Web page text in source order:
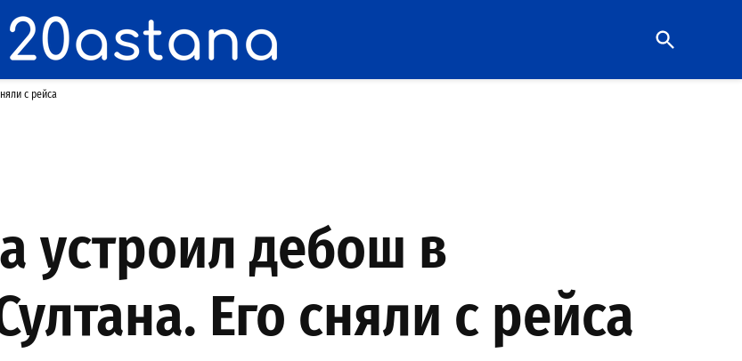
Open
Search
с рейса
устроил дебош в
Его сняли с рейса